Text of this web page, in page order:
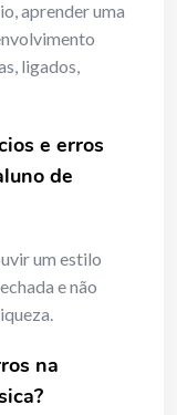
aprender uma
ligados,
e erros
de
um estilo
e não
na